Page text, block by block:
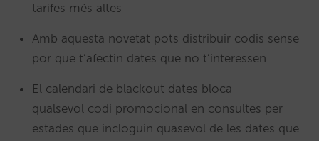
tarifes més altes
Amb aquesta novetat pots distribuir codis sense
por que t’afectin dates que no t’interessen
El calendari de blackout dates bloca
qualsevol codi promocional en consultes per
estades que incloguin quasevol de les dates que